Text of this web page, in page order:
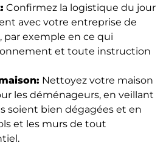
Confirmez la logistique du jour
avec votre entreprise de
exemple en ce qui
et toute instruction
Nettoyez votre maison
les déménageurs, en veillant
soient bien dégagées et en
et les murs de tout